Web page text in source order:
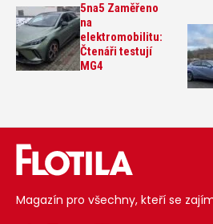
5na5 Zaměřeno
na
elektromobilitu:
Čtenáři testují
MG4
Magazín pro všechny, kteří se